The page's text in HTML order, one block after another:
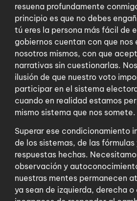
resuena profundamente
principio es que no debes
tú eres la persona más fácil de
gobiernos cuentan con que nos
nosotros mismos, con que
narrativas sin cuestionarlas.
ilusión de que nuestro voto
participar en el sistema
cuando en realidad estamos
mismo sistema que nos somete.
Superar ese condicionamiento
de los sistemas, de las fórmulas
respuestas hechas.
observación y
nuestras mentes permanecen
ya sean de izquierda, derecha